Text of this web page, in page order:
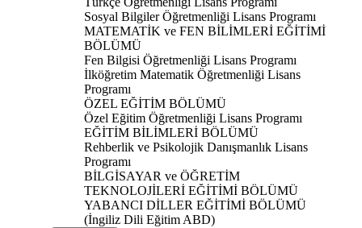
Sosyal Bilgiler Öğretmenliği Lisans Programı
MATEMATİK ve FEN BİLİMLERİ EĞİTİMİ
BÖLÜMÜ
Fen Bilgisi Öğretmenliği Lisans Programı
İlköğretim Matematik Öğretmenliği Lisans
Programı
ÖZEL EĞİTİM BÖLÜMÜ
Özel Eğitim Öğretmenliği Lisans Programı
EĞİTİM BİLİMLERİ BÖLÜMÜ
Rehberlik ve Psikolojik Danışmanlık Lisans
Programı
BİLGİSAYAR ve ÖĞRETİM
TEKNOLOJİLERİ EĞİTİMİ BÖLÜMÜ
YABANCI DİLLER EĞİTİMİ BÖLÜMÜ
(İngiliz Dili Eğitim ABD)